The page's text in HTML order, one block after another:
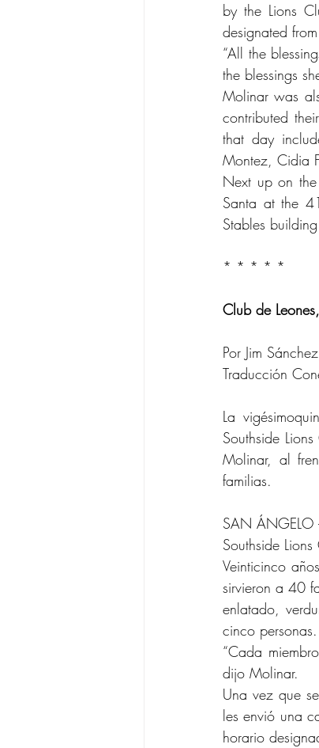
by the Lions
designated
“All the
the blessings
Molinar was
contributed
that day
Montez, Cidia
Next up on the
Santa at the
Stables
* * * * *
Club de
Por Jim
Traducción
La
Southside
Molinar, al
familias.
SAN ÁNGELO
Southside
Veinticinco
sirvieron a 40
enlatado,
cinco personas.
“Cada
dijo Molinar.
Una vez que
les envió una
horario